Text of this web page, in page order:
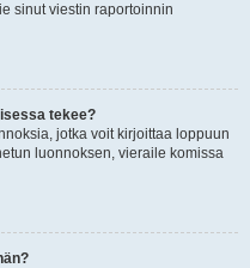
sinut viestin raportoinnin
tekee?
jotka voit kirjoittaa loppuun
luonnoksen, vieraile komissa